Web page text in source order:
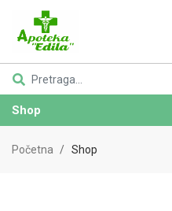
Shop
Početna Shop